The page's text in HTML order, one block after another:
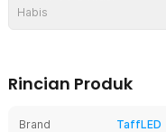
Habis
Rincian Produk
Brand
TaffLED